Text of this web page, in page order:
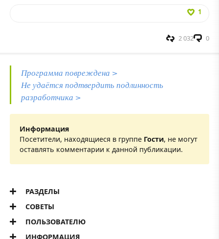
1
0
2 032
Программа повреждена >
Не удаётся подтвердить подлинность
разработчика >
Информация
Посетители, находящиеся в группе Гости, не могут
оставлять комментарии к данной публикации.
РАЗДЕЛЫ
СОВЕТЫ
ПОЛЬЗОВАТЕЛЮ
ИНФОРМАЦИЯ